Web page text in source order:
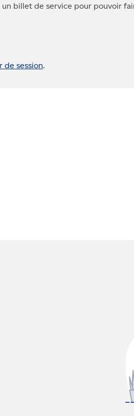
un billet de service pour pouvoir
de session.